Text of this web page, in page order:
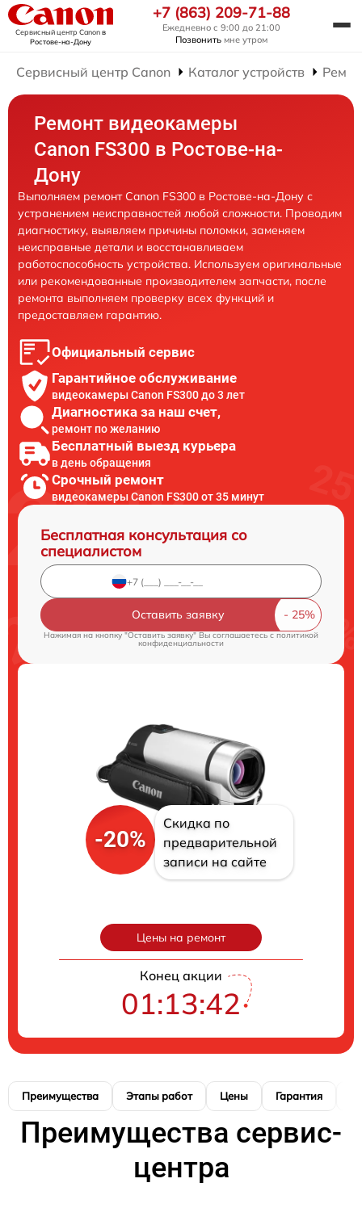
Сервисный центр Canonв
Ростове-на-Дону
+7 (863) 209-71-88
Ежедневно с 9:00 до 21:00
Позвонить мне утром
Сервисный центр Canon Каталог устройств
Ремонт видеокамеры
Canon FS300 в Ростове-на-
Дону
Выполняем ремонт Canon FS300 в Ростове-на-Дону с
устранением неисправностей любой сложности. Проводим
диагностику, выявляем причины поломки, заменяем
неисправные детали и восстанавливаем
работоспособность устройства. Используем оригинальные
или рекомендованные производителем запчасти, после
ремонта выполняем проверку всех функций и
предоставляем гарантию.
Официальный сервис
Гарантийное обслуживание
видеокамеры Canon FS300 до 3 лет
Диагностика за наш счет,
ремонт по желанию
Бесплатный выезд курьера
в день обращения
Срочный ремонт
видеокамеры Canon FS300 от 35 минут
Бесплатная консультация со
специалистом
Оставить заявку
Нажимая на кнопку "Оставить заявку" Вы соглашаетесь cполитикой
конфиденциальности
-20%
Скидка по
предварительной
записи на сайте
Цены на ремонт
Конец акции
01:13:41
Преимущества Этапы работ Цены Гарантия
Преимущества сервис-
центра